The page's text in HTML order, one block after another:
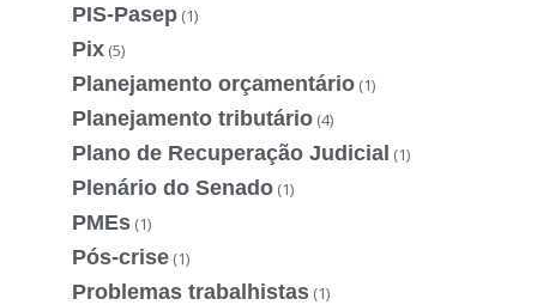
PIS-Pasep (1)
Pix (5)
Planejamento orçamentário (1)
Planejamento tributário (4)
Plano de Recuperação Judicial (1)
Plenário do Senado (1)
PMEs (1)
Pós-crise (1)
Problemas trabalhistas (1)